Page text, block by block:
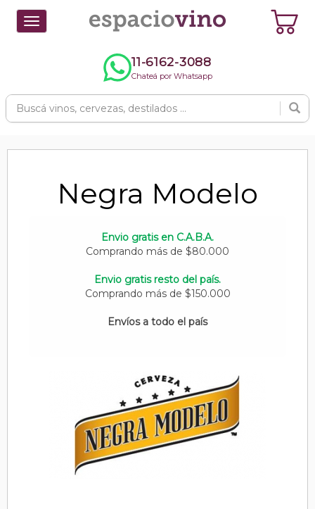
Toggle
navigation
11-6162-3088
Chateá por Whatsapp
Negra Modelo
Envio gratis en C.A.B.A.
Comprando más de $80.000
Envio gratis resto del país.
Comprando más de $150.000
Envíos a todo el país